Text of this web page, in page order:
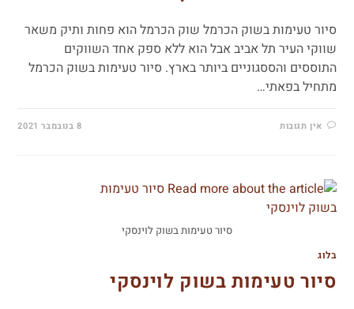
סיור טעימות בשוק הכרמל שוק הכרמל הוא פחות ותיק משאר
שווקי העיר תל אביב אבל הוא ללא ספק אחד השווקים
התוססים והססגוניים ביותר בארץ. סיור טעימות בשוק הכרמל
מתחיל בפאתי…
אין תגובות 8 בנובמבר 2021
סיור טעימות בשוק לוינסקי
בלוג
סיור טעימות בשוק לוינסקי